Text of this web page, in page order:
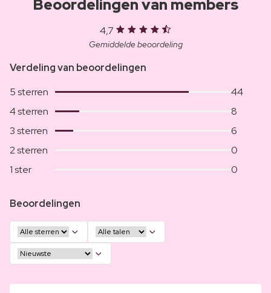
Beoordelingen van members
4,7
Gemiddelde beoordeling
Verdeling van beoordelingen
5 sterren
44
4 sterren
8
3 sterren
6
2 sterren
0
1 ster
0
Beoordelingen